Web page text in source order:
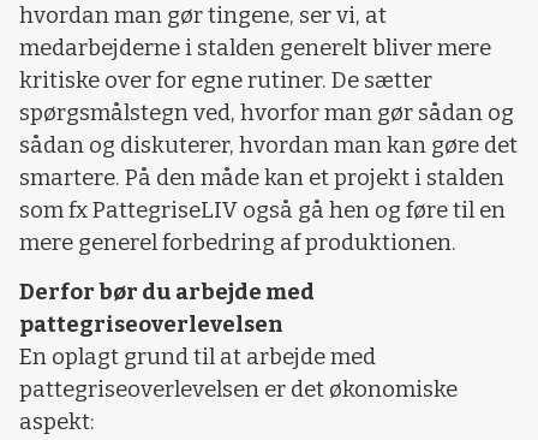
hvordan man gør tingene, ser vi, at
medarbejderne i stalden generelt bliver mere
kritiske over for egne rutiner. De sætter
spørgsmålstegn ved, hvorfor man gør sådan og
sådan og diskuterer, hvordan man kan gøre det
smartere. På den måde kan et projekt i stalden
som fx PattegriseLIV også gå hen og føre til en
mere generel forbedring af produktionen.
Derfor bør du arbejde med
pattegriseoverlevelsen
En oplagt grund til at arbejde med
pattegriseoverlevelsen er det økonomiske
aspekt: